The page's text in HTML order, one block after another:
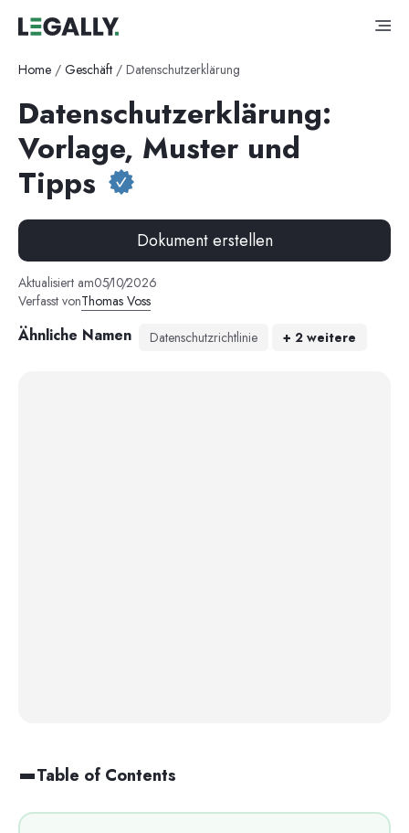
Home / Geschäft / Datenschutzerklärung
Datenschutzerklärung:
Vorlage, Muster und
Tipps
Dokument erstellen
Aktualisiert am05/10/2026
Verfasst vonThomas Voss
Ähnliche Namen Datenschutzrichtlinie + 2 weitere
Table of Contents